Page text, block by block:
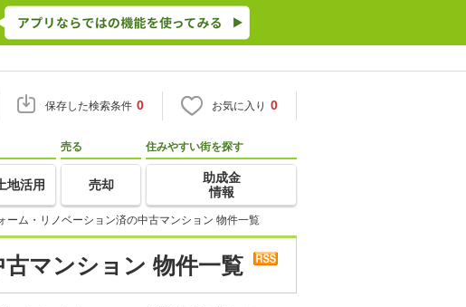
保存した検索条件 0 お気に入り 0
地活用
売る
売却
住みやすい街を探す
助成金
情報
ーム・リノベーション済の中古マンション 物件一覧
マンション 物件一覧